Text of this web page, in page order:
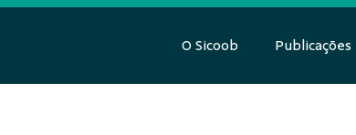
O Sicoob Publicações